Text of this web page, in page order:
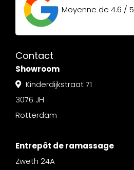
Moyenne de 4.6 / 5
Contact
Showroom
Kinderdijkstraat 71
3076 JH
Rotterdam
Entrepôt de ramassage
Zweth 24A